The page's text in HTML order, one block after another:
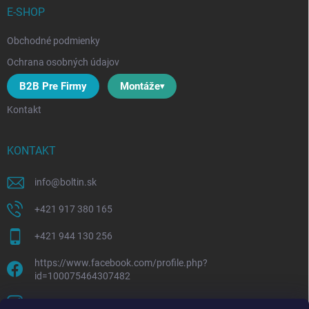
E-SHOP
Obchodné podmienky
Ochrana osobných údajov
B2B Pre Firmy Montáže
Kontakt
KONTAKT
info@boltin.sk
+421 917 380 165
+421 944 130 256
https://www.facebook.com/profile.php?
id=100075464307482